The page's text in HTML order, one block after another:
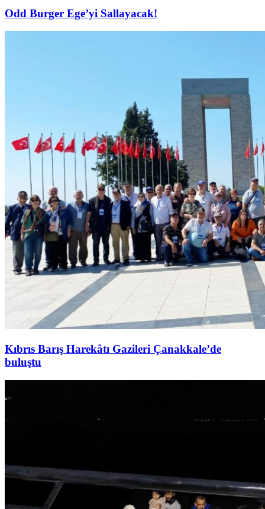
Odd Burger Ege’yi Sallayacak!
Kıbrıs Barış Harekâtı Gazileri Çanakkale’de
buluştu